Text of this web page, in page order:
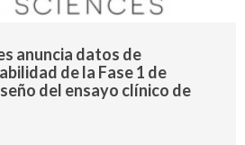
anuncia datos de
de la Fase 1 de
del ensayo clínico de